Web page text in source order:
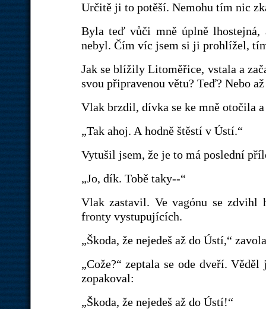
Určitě ji to potěší. Nemohu tím nic
Byla teď vůči mně úplně
nebyl. Čím víc jsem si ji prohlížel,
Jak se blížily Litoměřice, vstala a
svou připravenou větu? Teď? Nebo
Vlak brzdil, dívka se ke mně otočila
„Tak ahoj. A hodně štěstí v Ústí.“
Vytušil jsem, že je to má poslední
„Jo, dík. Tobě taky--“
Vlak zastavil. Ve vagónu se zdvihl
fronty vystupujících.
„Škoda, že nejedeš až do Ústí,“
„Cože?“ zeptala se ode dveří.
zopakoval:
„Škoda, že nejedeš až do Ústí!“